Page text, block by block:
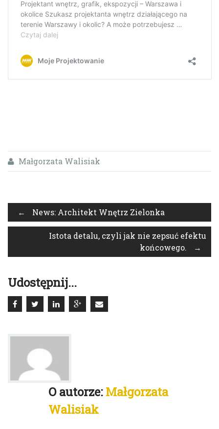
Małgorzata Walisiak
Post
navigation
← News: Architekt Wnętrz Zielonka
Istota detalu, czyli jak nie zepsuć efektu
końcowego.
→
Udostępnij...
O autorze:Małgorzata
Walisiak